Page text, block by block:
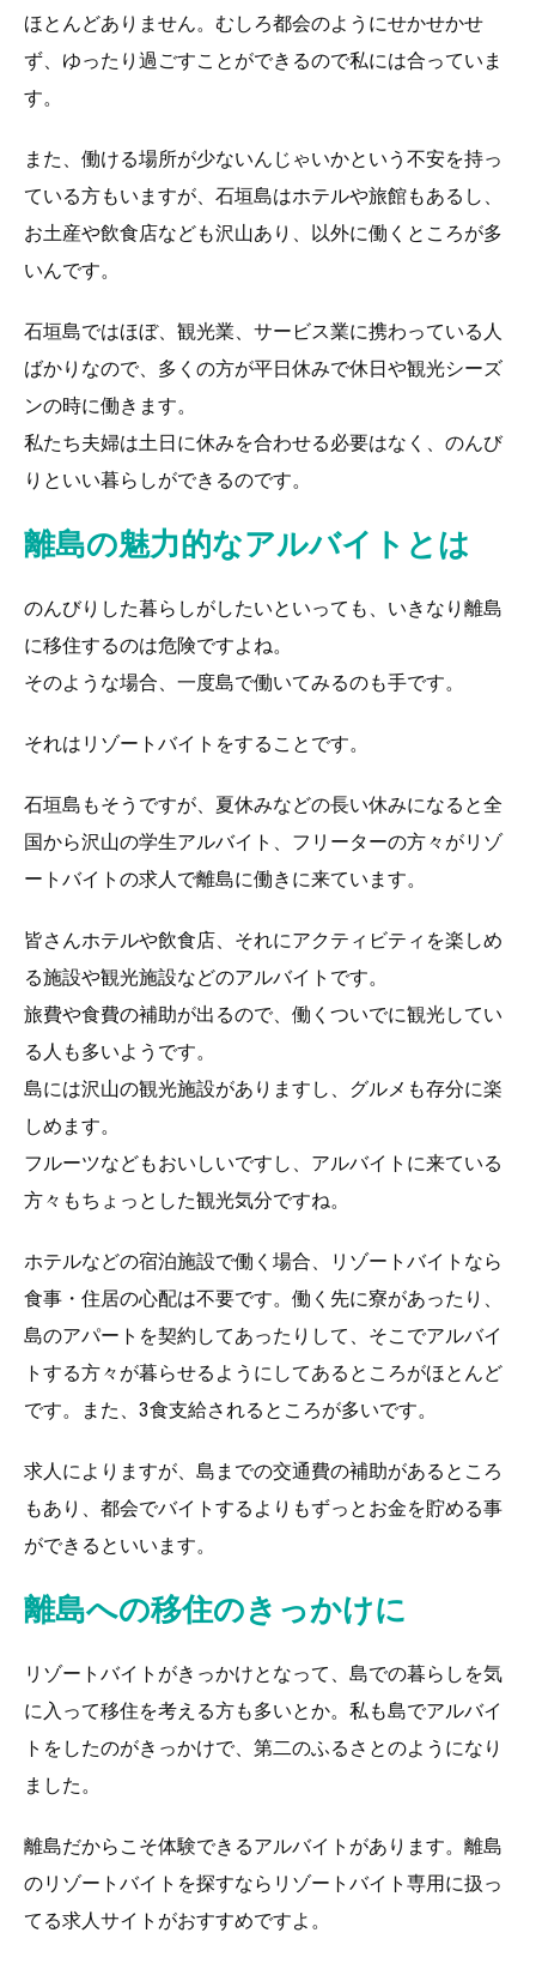
ほとんどありません。むしろ都会のようにせかせかせ
ず、ゆったり過ごすことができるので私には合っていま
す。
また、働ける場所が少ないんじゃいかという不安を持っ
ている方もいますが、石垣島はホテルや旅館もあるし、
お土産や飲食店なども沢山あり、以外に働くところが多
いんです。
石垣島ではほぼ、観光業、サービス業に携わっている人
ばかりなので、多くの方が平日休みで休日や観光シーズ
ンの時に働きます。
私たち夫婦は土日に休みを合わせる必要はなく、のんび
りといい暮らしができるのです。
離島の魅力的なアルバイトとは
のんびりした暮らしがしたいといっても、いきなり離島
に移住するのは危険ですよね。
そのような場合、一度島で働いてみるのも手です。
それはリゾートバイトをすることです。
石垣島もそうですが、夏休みなどの長い休みになると全
国から沢山の学生アルバイト、フリーターの方々がリゾ
ートバイトの求人で離島に働きに来ています。
皆さんホテルや飲食店、それにアクティビティを楽しめ
る施設や観光施設などのアルバイトです。
旅費や食費の補助が出るので、働くついでに観光してい
る人も多いようです。
島には沢山の観光施設がありますし、グルメも存分に楽
しめます。
フルーツなどもおいしいですし、アルバイトに来ている
方々もちょっとした観光気分ですね。
ホテルなどの宿泊施設で働く場合、リゾートバイトなら
食事・住居の心配は不要です。働く先に寮があったり、
島のアパートを契約してあったりして、そこでアルバイ
トする方々が暮らせるようにしてあるところがほとんど
です。また、3食支給されるところが多いです。
求人によりますが、島までの交通費の補助があるところ
もあり、都会でバイトするよりもずっとお金を貯める事
ができるといいます。
離島への移住のきっかけに
リゾートバイトがきっかけとなって、島での暮らしを気
に入って移住を考える方も多いとか。私も島でアルバイ
トをしたのがきっかけで、第二のふるさとのようになり
ました。
離島だからこそ体験できるアルバイトがあります。離島
のリゾートバイトを探すならリゾートバイト専用に扱っ
てる求人サイトがおすすめですよ。